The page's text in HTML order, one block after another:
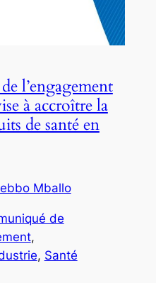
l’engagement
à accroître la
de santé en
Mballo
de
, Santé